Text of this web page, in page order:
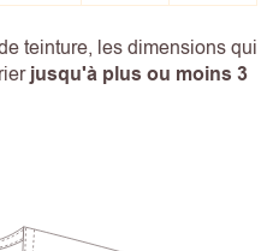
teinture, les dimensions qui
jusqu'à plus ou moins 3